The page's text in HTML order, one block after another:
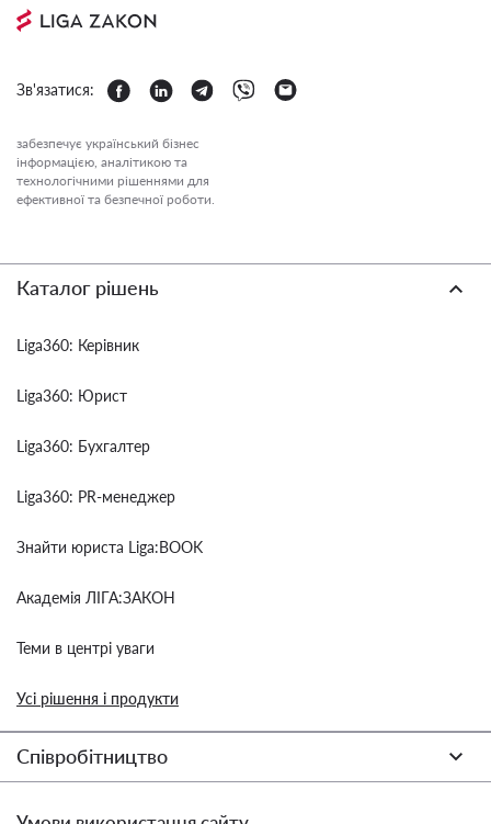
Зв'язатися:
забезпечує український бізнес
інформацією, аналітикою та
технологічними рішеннями для
ефективної та безпечної роботи.
Каталог рішень
Liga360: Керівник
Liga360: Юрист
Liga360: Бухгалтер
Liga360: PR-менеджер
Знайти юриста Liga:BOOK
Академія ЛІГА:ЗАКОН
Теми в центрі уваги
Усі рішення і продукти
Співробітництво